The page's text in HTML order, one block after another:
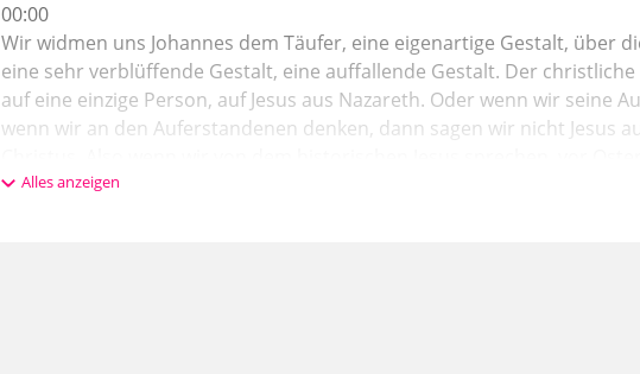
00:00
Wir widmen uns Johannes dem Täufer, eine eigenartige Gestalt, über
eine sehr verblüffende Gestalt, eine auffallende Gestalt. Der
auf eine einzige Person, auf Jesus aus Nazareth. Oder wenn wir seine
wenn wir an den Auferstandenen denken, dann sagen wir nicht Jesus
gewirkt hat, dann sprechen wir von Jesus aus Nazareth. Und
Alles anzeigen